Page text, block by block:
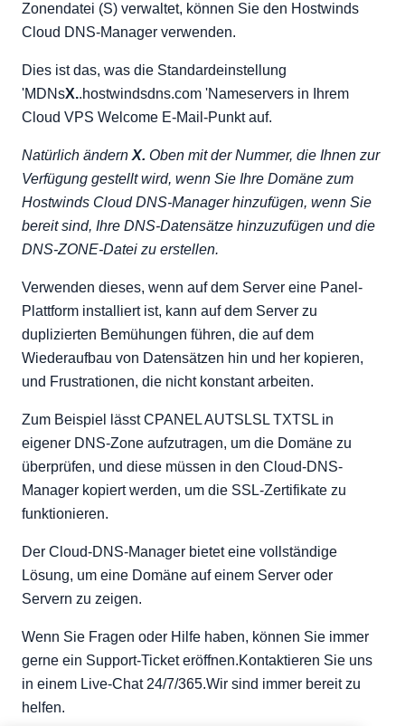
Zonendatei (S) verwaltet, können Sie den Hostwinds
Cloud DNS-Manager verwenden.
Dies ist das, was die Standardeinstellung
'MDNsX..hostwindsdns.com 'Nameservers in Ihrem
Cloud VPS Welcome E-Mail-Punkt auf.
Natürlich ändern X. Oben mit der Nummer, die Ihnen zur
Verfügung gestellt wird, wenn Sie Ihre Domäne zum
Hostwinds Cloud DNS-Manager hinzufügen, wenn Sie
bereit sind, Ihre DNS-Datensätze hinzuzufügen und die
DNS-ZONE-Datei zu erstellen.
Verwenden dieses, wenn auf dem Server eine Panel-
Plattform installiert ist, kann auf dem Server zu
duplizierten Bemühungen führen, die auf dem
Wiederaufbau von Datensätzen hin und her kopieren,
und Frustrationen, die nicht konstant arbeiten.
Zum Beispiel lässt CPANEL AUTSLSL TXTSL in
eigener DNS-Zone aufzutragen, um die Domäne zu
überprüfen, und diese müssen in den Cloud-DNS-
Manager kopiert werden, um die SSL-Zertifikate zu
funktionieren.
Der Cloud-DNS-Manager bietet eine vollständige
Lösung, um eine Domäne auf einem Server oder
Servern zu zeigen.
Wenn Sie Fragen oder Hilfe haben, können Sie immer
gerne ein Support-Ticket eröffnen.Kontaktieren Sie uns
in einem Live-Chat 24/7/365.Wir sind immer bereit zu
helfen.